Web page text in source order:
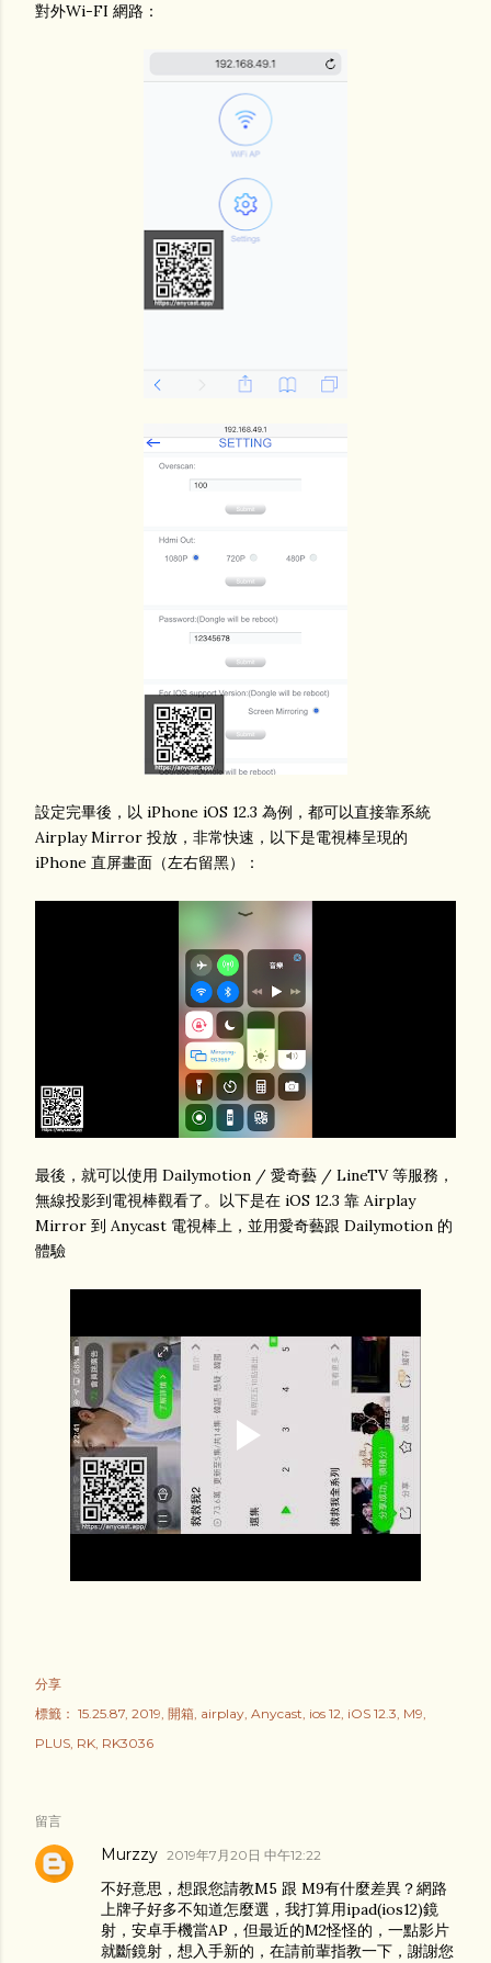
對外Wi-FI 網路：
設定完畢後，以 iPhone iOS 12.3 為例，都可以直接靠系統
Airplay Mirror 投放，非常快速，以下是電視棒呈現的
iPhone 直屏畫面（左右留黑）：
最後，就可以使用 Dailymotion / 愛奇藝 / LineTV 等服務，
無線投影到電視棒觀看了。以下是在 iOS 12.3 靠 Airplay
Mirror 到 Anycast 電視棒上，並用愛奇藝跟 Dailymotion 的
體驗
分享
標籤： 15.25.87 2019 開箱 airplay Anycast ios 12 iOS 12.3 M9
PLUS RK RK3036
留言
Murzzy 2019年7月20日 中午12:22
不好意思，想跟您請教M5 跟 M9有什麼差異？網路
上牌子好多不知道怎麼選，我打算用ipad(ios12)鏡
射，安卓手機當AP，但最近的M2怪怪的，一點影片
就斷鏡射，想入手新的，在請前輩指教一下，謝謝您